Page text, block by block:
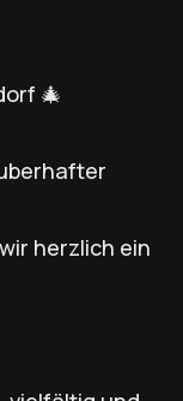
🎄
herzlich ein